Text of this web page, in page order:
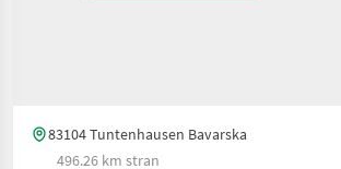
83104 Tuntenhausen Bavarska
496.26 km stran